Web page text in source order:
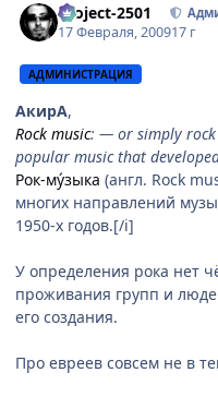
Project-2501
17 Февраля, 200917 г
АДМИНИСТРАЦИЯ
АкирА,
Rock music: — or simply
popular music that
Рок-му́зыка (англ. Rock
многих направлений
1950-х годов.[/i]
У определения рока нет
проживания групп и
его создания.
Про евреев совсем не в